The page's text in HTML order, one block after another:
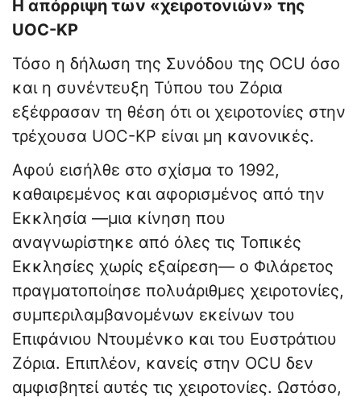
Η απόρριψη των «χειροτονιών» της
UOC-KP
Τόσο η δήλωση της Συνόδου της OCU όσο
και η συνέντευξη Τύπου του Ζόρια
εξέφρασαν τη θέση ότι οι χειροτονίες στην
τρέχουσα UOC-KP είναι μη κανονικές.
Αφού εισήλθε στο σχίσμα το 1992,
καθαιρεμένος και αφορισμένος από την
Εκκλησία —μια κίνηση που
αναγνωρίστηκε από όλες τις Τοπικές
Εκκλησίες χωρίς εξαίρεση— ο Φιλάρετος
πραγματοποίησε πολυάριθμες χειροτονίες,
συμπεριλαμβανομένων εκείνων του
Επιφάνιου Ντουμένκο και του Ευστράτιου
Ζόρια. Επιπλέον, κανείς στην OCU δεν
αμφισβητεί αυτές τις χειροτονίες. Ωστόσο,